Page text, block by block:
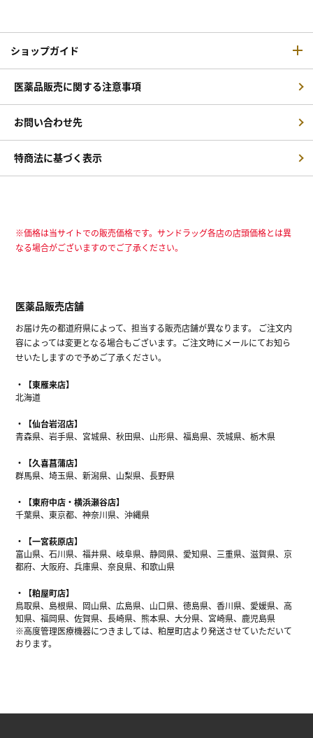
ショップガイド
医薬品販売に関する注意事項
お問い合わせ先
特商法に基づく表示
※価格は当サイトでの販売価格です。サンドラッグ各店の店頭価格とは異
なる場合がございますのでご了承ください。
医薬品販売店舗
お届け先の都道府県によって、担当する販売店舗が異なります。 ご注文内
容によっては変更となる場合もございます。ご注文時にメールにてお知ら
せいたしますので予めご了承ください。
【東雁来店】
北海道
【仙台岩沼店】
青森県、岩手県、宮城県、秋田県、山形県、福島県、茨城県、栃木県
【久喜菖蒲店】
群馬県、埼玉県、新潟県、山梨県、長野県
【東府中店・横浜瀬谷店】
千葉県、東京都、神奈川県、沖縄県
【一宮萩原店】
富山県、石川県、福井県、岐阜県、静岡県、愛知県、三重県、滋賀県、京
都府、大阪府、兵庫県、奈良県、和歌山県
【粕屋町店】
鳥取県、島根県、岡山県、広島県、山口県、徳島県、香川県、愛媛県、高
知県、福岡県、佐賀県、長崎県、熊本県、大分県、宮崎県、鹿児島県
※高度管理医療機器につきましては、粕屋町店より発送させていただいて
おります。